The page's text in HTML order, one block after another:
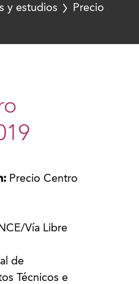
y estudios
Precio
Precio Centro
Vía Libre
de
Técnicos e